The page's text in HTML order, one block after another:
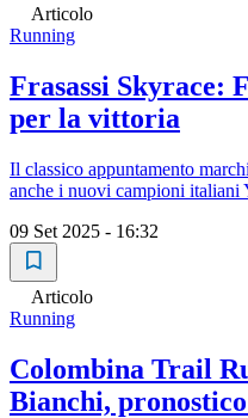
Articolo
Running
Frasassi Skyrace:
per la vittoria
Il classico appuntamento
anche i nuovi campioni italiani
09 Set 2025 - 16:32
Articolo
Running
Colombina Trail
Bianchi,